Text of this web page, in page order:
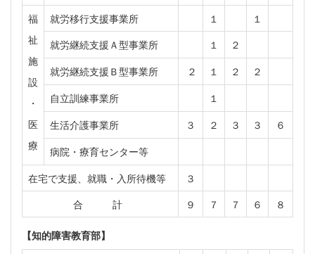
福
祉
施
設
・
医
療
就労移行支援事業所 １
１
就労継続支援Ａ型事業所
１
２
就労継続支援Ｂ型事業所
２ １ ２
２
自立訓練事業所
１
生活介護事業所
３ ２ ３ ３
６
病院・療育センター等
在宅で支援、就職・入所待機等
３
合 計
９ ７ ７ ６ ８
【知的障害教育部】